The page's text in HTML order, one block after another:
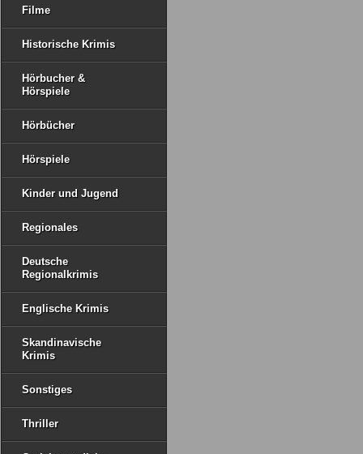
Filme
Historische Krimis
Hörbucher &
Hörspiele
Hörbücher
Hörspiele
Kinder und Jugend
Regionales
Deutsche
Regionalkrimis
Englische Krimis
Skandinavische
Krimis
Sonstiges
Thriller